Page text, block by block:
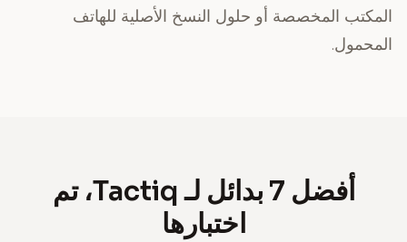
المكتب المخصصة أو حلول النسخ الأصلية للهاتف
المحمول.
أفضل 7 بدائل لـ Tactiq، تم
اختبارها